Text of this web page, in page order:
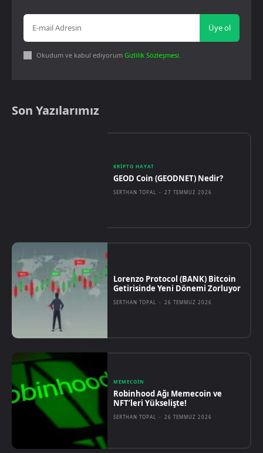
Üye ol
Okudum ve kabul ediyorum Gizlilik Sözleşmesi.
Son Yazılarımız
KRIPTO HAYAT
GEOD Coin (GEODNET) Nedir?
SERTHAN TOPAL - 27 TEMMUZ 2026
Lorenzo Protocol (BANK) Bitcoin
Getirisinde Yeni Dönemi Zorluyor
SERTHAN TOPAL - 26 TEMMUZ 2026
MEMECOIN
Robinhood Ağı Memecoin ve
NFT’leri Yükselişte!
SERTHAN TOPAL - 26 TEMMUZ 2026